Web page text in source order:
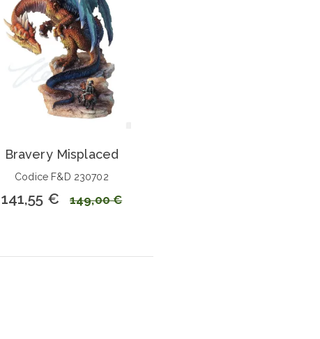
Bravery Misplaced
Codice F&D 230702
141,55 € 149,00 €